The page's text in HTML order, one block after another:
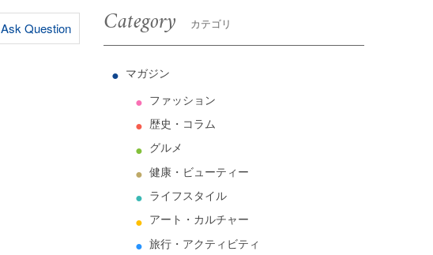
Ask Question Category カテゴリ
マガジン
ファッション
歴史・コラム
グルメ
健康・ビューティー
ライフスタイル
アート・カルチャー
旅行・アクティビティ